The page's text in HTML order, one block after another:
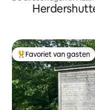
Topfavoriet van gasten
Favoriet van gasten